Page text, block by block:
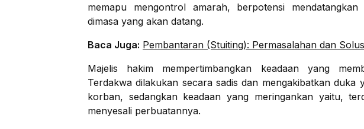
memapu mengontrol amarah, berpotensi
dimasa yang akan datang.
Baca Juga: Pembantaran (Stuiting): Permasalahan dan
Majelis hakim mempertimbangkan keadaan yang
Terdakwa dilakukan secara sadis dan mengakibatkan duka
korban, sedangkan keadaan yang meringankan yaitu,
menyesali perbuatannya.